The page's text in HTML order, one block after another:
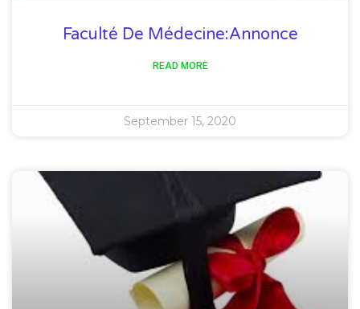
Faculté De Médecine:Annonce
READ MORE
September 15, 2020